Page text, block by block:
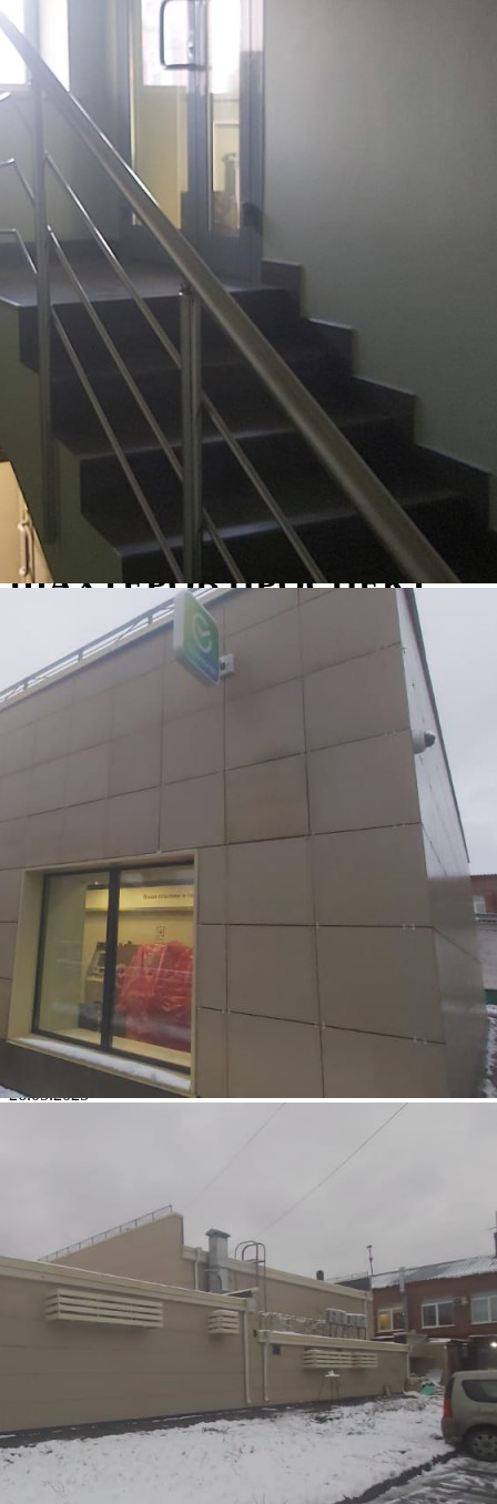
Аренда
Отдельно стоящее здание
116183 - Г. КЕМЕРОВО,
ШАХТЕРОВ ПРОСПЕКТ,
Кемеровская обл
Получить контакты
Сбер А предлагает к аренде нежилое помещение общей
Кемеровская область-Кузбасс, Кемеровский городской округ,
город Кемерово, проспект Шахтеров, здание 50, помещение
106/1. Продажа посредством проведения торгов на
электронной площадке Сбербанк-АСТ. Номер процеду...
Навигация
Характеристики
О помещении
Где находится
Контакты
Другие объявления
Характеристики помещения
№ объявления
116183
Дата размещения
26.05.2025
Отдельно стоящее здание
1
Предлагается
Аренда
Желаемый / подходящий вид деятельности
Цена за помещение
55 693 руб.
Цена за 1 кв. м
476 руб.